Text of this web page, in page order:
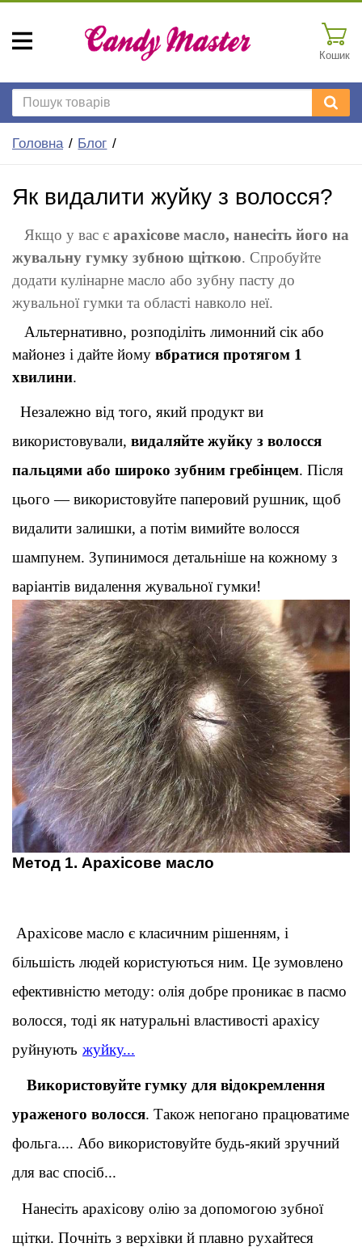
Кошик
Головна Блог
Як видалити жуйку з волосся?
Якщо у вас є арахісове масло, нанесіть його на
жувальну гумку зубною щіткою. Спробуйте
додати кулінарне масло або зубну пасту до
жувальної гумки та області навколо неї.
Альтернативно, розподіліть лимонний сік або
майонез і дайте йому вбратися протягом 1
хвилини.
Незалежно від того, який продукт ви
використовували, видаляйте жуйку з волосся
пальцями або широко зубним гребінцем. Після
цього — використовуйте паперовий рушник, щоб
видалити залишки, а потім вимийте волосся
шампунем. Зупинимося детальніше на кожному з
варіантів видалення жувальної гумки!
Метод 1. Арахісове масло
більшість людей користуються ним. Це зумовлено
ефективністю методу: олія добре проникає в пасмо
волосся, тоді як натуральні властивості арахісу
руйнують жуйку...
Використовуйте гумку для відокремлення
ураженого волосся. Також непогано працюватиме
фольга.... Або використовуйте будь-який зручний
для вас спосіб...
Нанесіть арахісову олію за допомогою зубної
щітки. Почніть з верхівки й плавно рухайтеся